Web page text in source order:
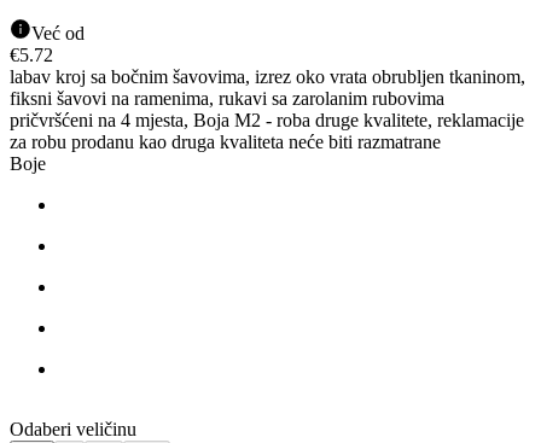
Već od
€5.72
labav kroj sa bočnim šavovima, izrez oko vrata obrubljen tkaninom,
fiksni šavovi na ramenima, rukavi sa zarolanim rubovima
pričvršćeni na 4 mjesta, Boja M2 - roba druge kvalitete, reklamacije
za robu prodanu kao druga kvaliteta neće biti razmatrane
Boje
Odaberi veličinu